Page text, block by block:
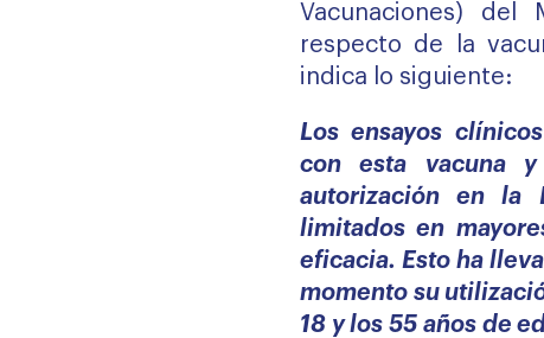
Vacunaciones) del
respecto de la
indica lo siguiente:
Los ensayos
con esta vacuna
autorización en la
limitados en
eficacia. Esto ha
momento su
18 y los 55 años de